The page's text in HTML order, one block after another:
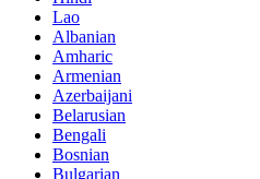
Lao
Albanian
Amharic
Armenian
Azerbaijani
Belarusian
Bengali
Bosnian
Bulgarian